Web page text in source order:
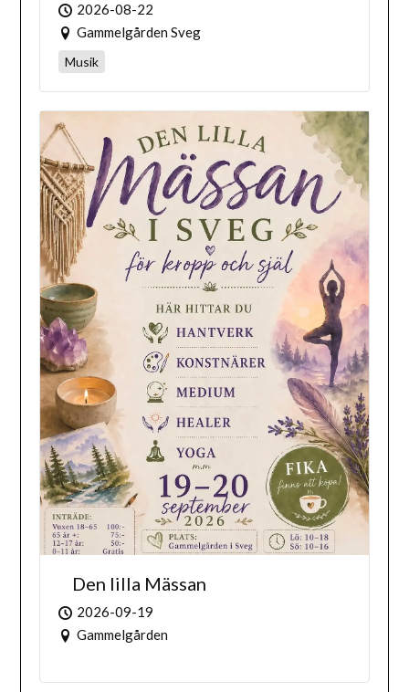
2026-08-22
Gammelgården Sveg
Musik
Den lilla Mässan
2026-09-19
Gammelgården